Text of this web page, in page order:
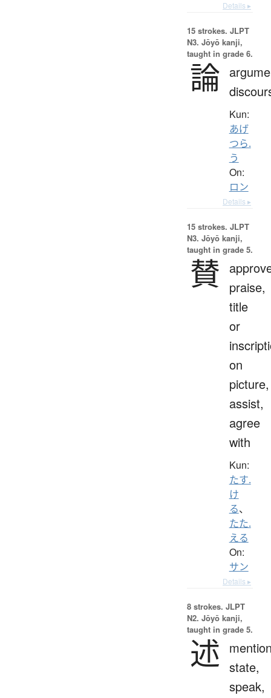
Details ▸
15 strokes. JLPT
N3. Jōyō kanji,
taught in grade 6.
論
Kun:
あげ
つら.
う
On:
ロン
Details ▸
15 strokes. JLPT
N3. Jōyō kanji,
taught in grade 5.
賛
praise,
title
or
on
picture,
assist,
agree
with
Kun:
たす.
け
る、
たた.
える
On:
サン
Details ▸
8 strokes. JLPT
N2. Jōyō kanji,
taught in grade 5.
述 state,
speak,